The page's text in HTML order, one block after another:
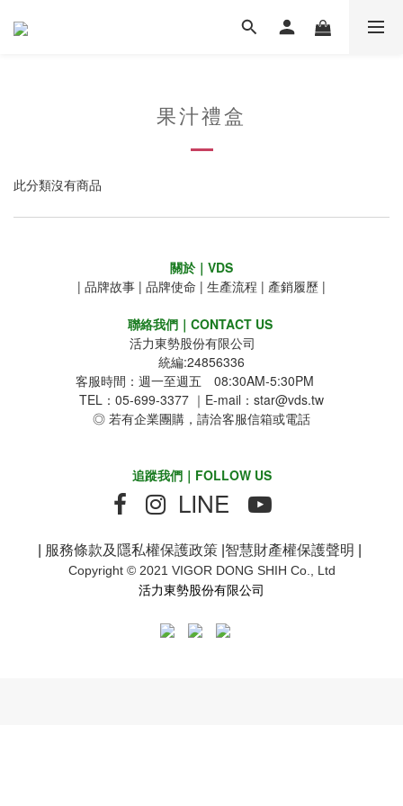
果汁禮盒
此分類沒有商品
關於｜VDS
| 品牌故事 | 品牌使命 | 生產流程 | 產銷履歷 |
聯絡我們｜CONTACT US
活力東勢股份有限公司
統編:24856336
客服時間：週一至週五 08:30AM-5:30PM
TEL：05-699-3377 ｜E-mail：star@vds.tw
◎ 若有企業團購，請洽客服信箱或電話
追蹤我們｜FOLLOW US
LINE
| 服務條款及隱私權保護政策 |智慧財產權保護聲明 |
Copyright © 2021 VIGOR DONG SHIH Co., Ltd
活力東勢股份有限公司